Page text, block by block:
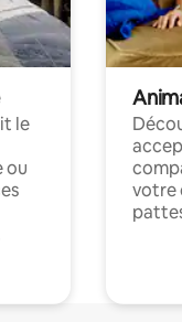
le
ou
votre